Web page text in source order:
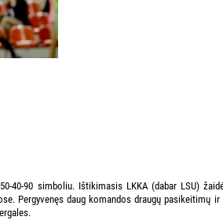
40-90 simboliu. Ištikimasis LKKA (dabar LSU)
Pergyvenęs daug komandos draugų pasikeitimų